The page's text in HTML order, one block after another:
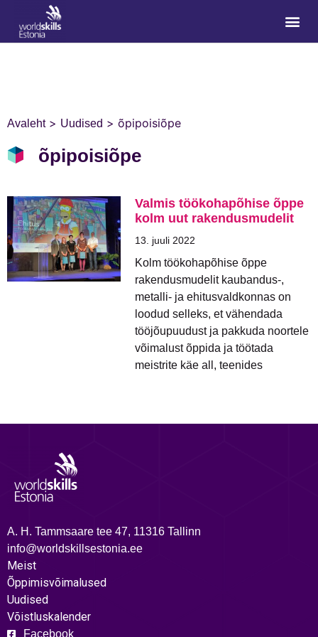
Avaleht> Uudised > õpipoisiõpe
õpipoisiõpe
Valmis töökohapõhise õppe
kolm uut rakendusmudelit
13. juuli 2022
Kolm töökohapõhise õppe
rakendusmudelit kaubandus-,
metalli- ja ehitusvaldkonnas on
loodud selleks, et vähendada
tööjõupuudust ja pakkuda noortele
võimalust õppida ja töötada
meistrite käe all, teenides
A. H. Tammsaare tee 47, 11316 Tallinn
info@worldskillsestonia.ee
Meist
Õppimisvõimalused
Uudised
Võistluskalender
Facebook